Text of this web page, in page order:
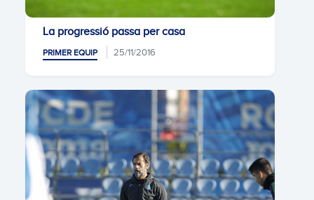
La progressió passa per casa
PRIMER EQUIP 25/11/2016